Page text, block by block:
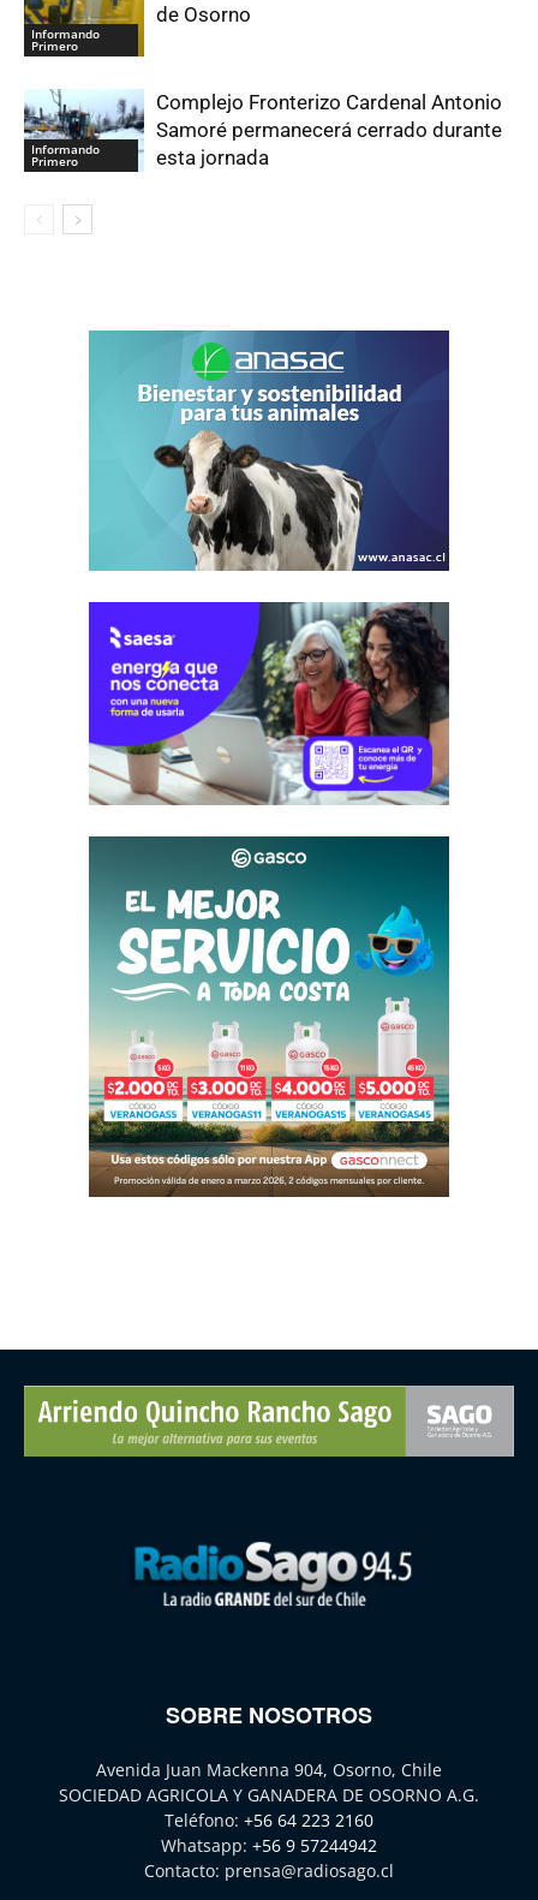
Informando
Primero
de Osorno
Informando
Primero
Complejo Fronterizo Cardenal Antonio
Samoré permanecerá cerrado durante
esta jornada
SOBRE NOSOTROS
Avenida Juan Mackenna 904, Osorno, Chile
SOCIEDAD AGRICOLA Y GANADERA DE OSORNO A.G.
Teléfono: +56 64 223 2160
Whatsapp: +56 9 57244942
Contacto: prensa@radiosago.cl